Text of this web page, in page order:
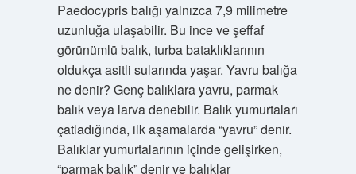
Paedocypris balığı yalnızca 7,9 milimetre
uzunluğa ulaşabilir. Bu ince ve şeffaf
görünümlü balık, turba bataklıklarının
oldukça asitli sularında yaşar. Yavru balığa
ne denir? Genç balıklara yavru, parmak
balık veya larva denebilir. Balık yumurtaları
çatladığında, ilk aşamalarda “yavru” denir.
Balıklar yumurtalarının içinde gelişirken,
“parmak balık” denir ve balıklar